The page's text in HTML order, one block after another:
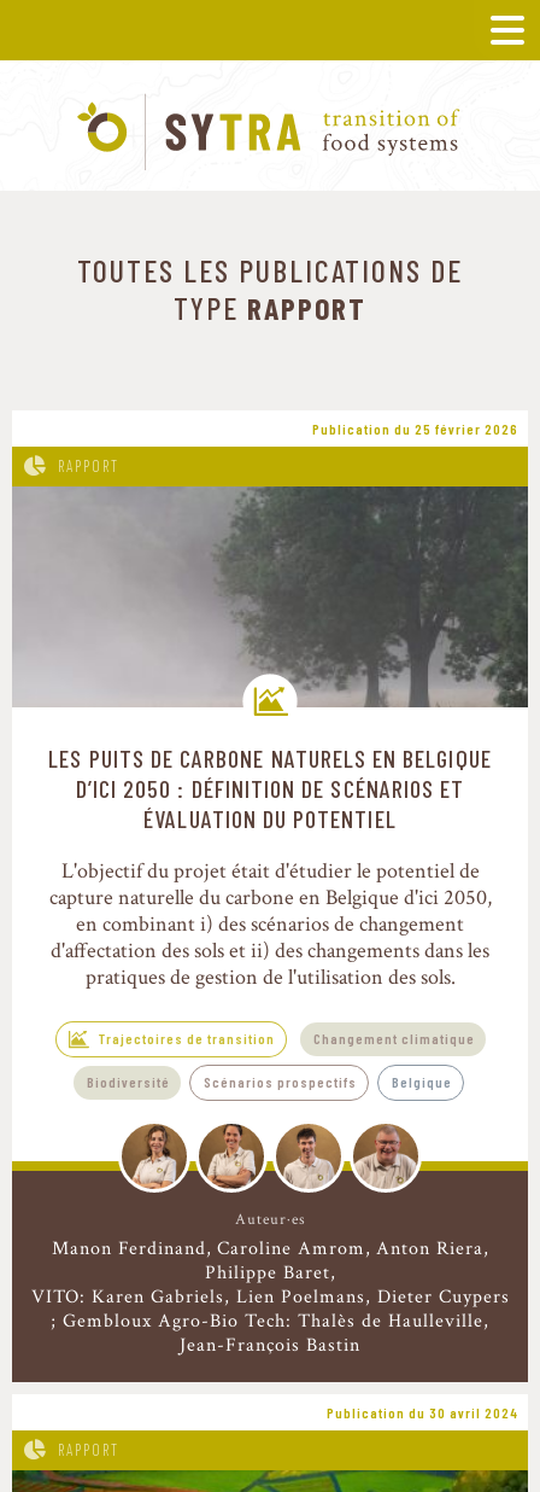
TOUTES LES PUBLICATIONS DE
TYPE RAPPORT
Publication du 25 février 2026
RAPPORT
Trajectoires de transition
LES PUITS DE CARBONE NATURELS EN BELGIQUE
D’ICI 2050 : DÉFINITION DE SCÉNARIOS ET
ÉVALUATION DU POTENTIEL
L'objectif du projet était d'étudier le potentiel de
capture naturelle du carbone en Belgique d'ici 2050,
en combinant i) des scénarios de changement
d'affectation des sols et ii) des changements dans les
pratiques de gestion de l'utilisation des sols.
Trajectoires de transition Changement climatique
Biodiversité Scénarios prospectifs Belgique
Auteur·es
Manon Ferdinand Caroline Amrom Anton Riera
Philippe Baret
VITO: Karen Gabriels, Lien Poelmans, Dieter Cuypers
; Gembloux Agro-Bio Tech: Thalès de Haulleville,
Jean-François Bastin
Publication du 30 avril 2024
RAPPORT